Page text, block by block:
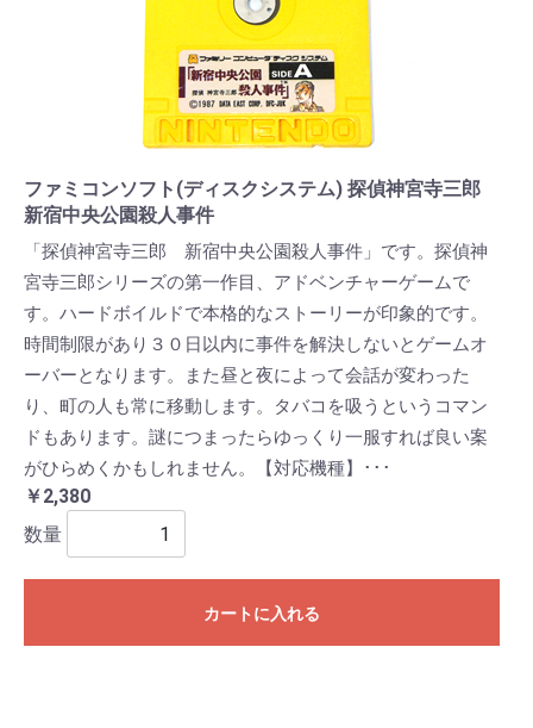
ファミコンソフト(ディスクシステム) 探偵神宮寺三郎
新宿中央公園殺人事件
「探偵神宮寺三郎 新宿中央公園殺人事件」です。探偵神
宮寺三郎シリーズの第一作目、アドベンチャーゲームで
す。ハードボイルドで本格的なストーリーが印象的です。
時間制限があり３０日以内に事件を解決しないとゲームオ
ーバーとなります。また昼と夜によって会話が変わった
り、町の人も常に移動します。タバコを吸うというコマン
ドもあります。謎につまったらゆっくり一服すれば良い案
がひらめくかもしれません。【対応機種】･･･
￥2,380
数量
カートに入れる